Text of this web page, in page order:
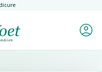
homepagina
Mijn